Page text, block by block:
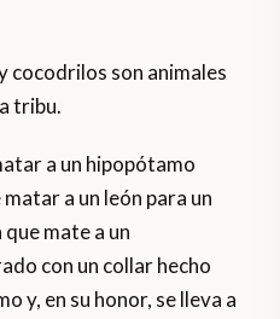
cocodrilos son animales
tribu.
a un hipopótamo
a un león para un
mate a un
con un collar hecho
y, en su honor, se lleva a